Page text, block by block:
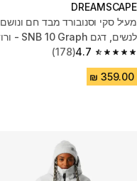
DREAMSCAPE
מעיל סקי וסנובורד מבד חם ונושם
לנשים, דגם SNB 10 Graph - ורוד
4.7
4.7 out of 5 stars from 178 reviews
(178)